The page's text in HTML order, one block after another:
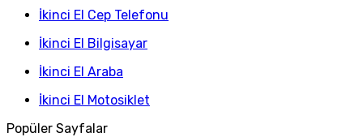
İkinci El Cep Telefonu
İkinci El Bilgisayar
İkinci El Araba
İkinci El Motosiklet
Popüler Sayfalar